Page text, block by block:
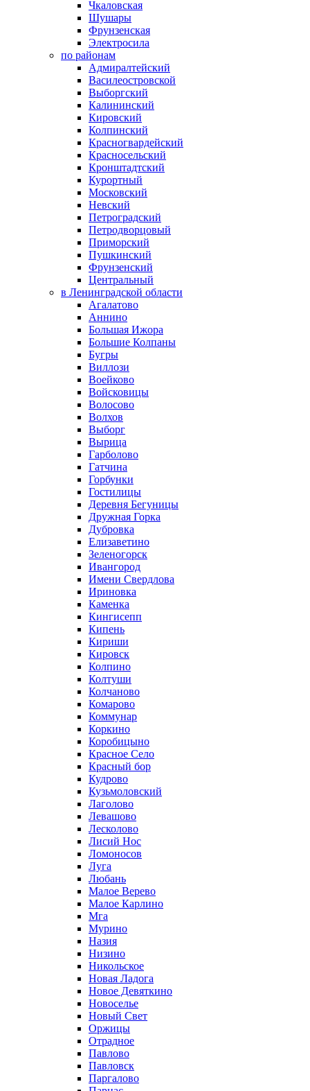
Чкаловская
Шушары
Фрунзенская
Электросила
по районам
Адмиралтейский
Василеостровской
Выборгский
Калининский
Кировский
Колпинский
Красногвардейский
Красносельский
Кронштадтский
Курортный
Московский
Невский
Петроградский
Петродворцовый
Приморский
Пушкинский
Фрунзенский
Центральный
в Ленинградской области
Агалатово
Аннино
Большая Ижора
Большие Колпаны
Бугры
Виллози
Воейково
Войсковицы
Волосово
Волхов
Выборг
Вырица
Гарболово
Гатчина
Горбунки
Гостилицы
Деревня Бегуницы
Дружная Горка
Дубровка
Елизаветино
Зеленогорск
Ивангород
Имени Свердлова
Ириновка
Каменка
Кингисепп
Кипень
Кириши
Кировск
Колпино
Колтуши
Колчаново
Комарово
Коммунар
Коркино
Коробицыно
Красное Село
Красный бор
Кудрово
Кузьмоловский
Лаголово
Левашово
Лесколово
Лисий Нос
Ломоносов
Луга
Любань
Малое Верево
Малое Карлино
Мга
Мурино
Назия
Низино
Никольское
Новая Ладога
Новое Девяткино
Новоселье
Новый Свет
Оржицы
Отрадное
Павлово
Павловск
Паргалово